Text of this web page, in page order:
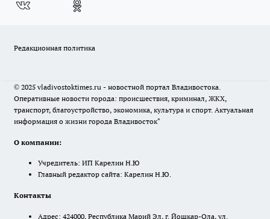
Редакционная политика
© 2025 vladivostoktimes.ru - новостной портал Владивостока.
Оперативные новости города: происшествия, криминал, ЖКХ,
транспорт, благоустройство, экономика, культура и спорт. Актуальная
информация о жизни города Владивосток"
О компании:
Учредитель: ИП Карелин Н.Ю
Главный редактор сайта: Карелин Н.Ю.
Контакты
Адрес: 424000, Республика Марий Эл, г. Йошкар-Ола, ул.